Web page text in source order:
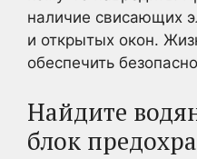
наличие свисающих
и открытых окон.
обеспечить
Найдите
блок